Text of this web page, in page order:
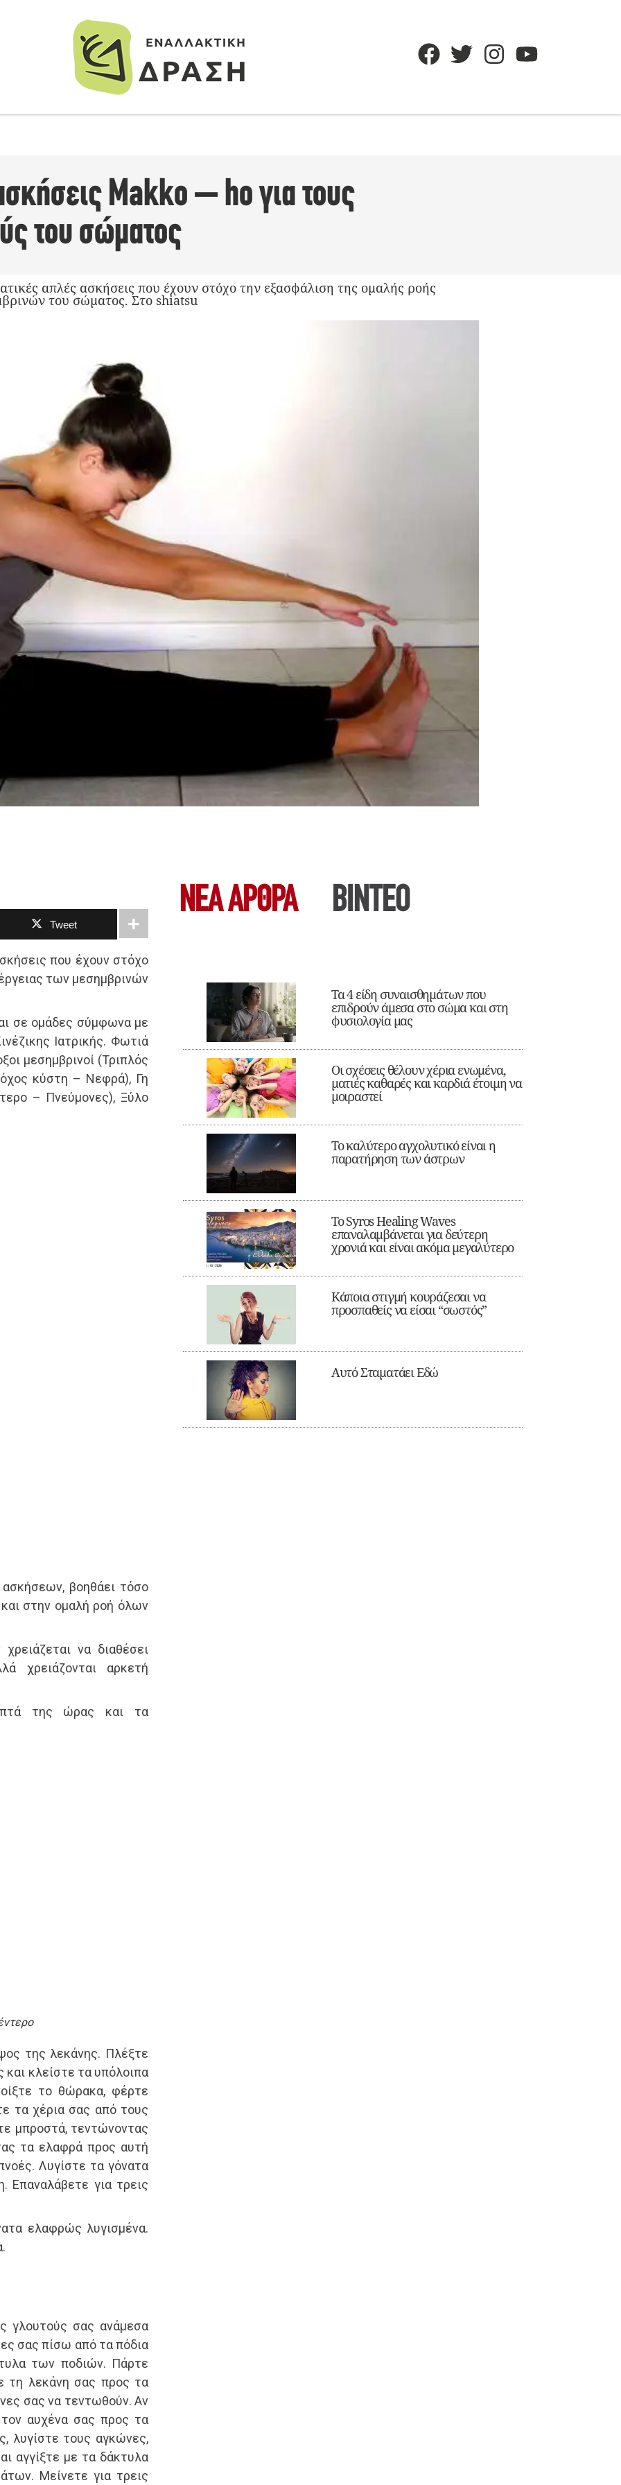
Makko – ho για τους
του σώματος
απλές ασκήσεις που έχουν στόχο την εξασφάλιση της ομαλής ροής
του σώματος. Στο shiatsu
Tweet
που έχουν στόχο
των μεσημβρινών
σε ομάδες σύμφωνα με
Ιατρικής. Φωτιά
μεσημβρινοί (Τριπλός
κύστη – Νεφρά), Γη
– Πνεύμονες), Ξύλο
βοηθάει τόσο
στην ομαλή ροή όλων
να διαθέσει
χρειάζονται αρκετή
της ώρας και τα
της λεκάνης. Πλέξτε
και κλείστε τα υπόλοιπα
το θώρακα, φέρτε
τα χέρια σας από τους
μπροστά, τεντώνοντας
τα ελαφρά προς αυτή
Λυγίστε τα γόνατα
Επαναλάβετε για τρεις
ελαφρώς λυγισμένα.
γλουτούς σας ανάμεσα
σας πίσω από τα πόδια
των ποδιών. Πάρτε
τη λεκάνη σας προς τα
σας να τεντωθούν. Αν
τον αυχένα σας προς τα
λυγίστε τους αγκώνες,
αγγίξτε με τα δάκτυλα
Μείνετε για τρεις
ΝΕΑ ΆΡΘΡΑ ΒΙΝΤΕΟ
Τα 4 είδη συναισθημάτων που
επιδρούν άμεσα στο σώμα και στη
φυσιολογία μας
Οι σχέσεις θέλουν χέρια ενωμένα,
ματιές καθαρές και καρδιά έτοιμη να
μοιραστεί
Το καλύτερο αγχολυτικό είναι η
παρατήρηση των άστρων
Το Syros Healing Waves
επαναλαμβάνεται για δεύτερη
χρονιά και είναι ακόμα μεγαλύτερο
Κάποια στιγμή κουράζεσαι να
προσπαθείς να είσαι “σωστός”
Αυτό Σταματάει Εδώ